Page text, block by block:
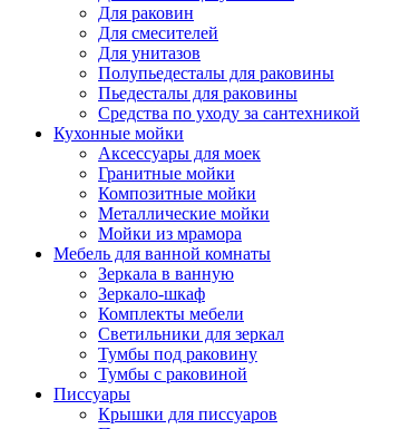
Для раковин
Для смесителей
Для унитазов
Полупьедесталы для раковины
Пьедесталы для раковины
Средства по уходу за сантехникой
Кухонные мойки
Аксессуары для моек
Гранитные мойки
Композитные мойки
Металлические мойки
Мойки из мрамора
Мебель для ванной комнаты
Зеркала в ванную
Зеркало-шкаф
Комплекты мебели
Светильники для зеркал
Тумбы под раковину
Тумбы с раковиной
Писсуары
Крышки для писсуаров